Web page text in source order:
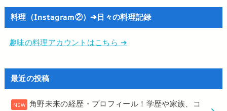
料理（Instagram②）➔日々の料理記録
趣味の料理アカウントはこちら ➔
最近の投稿
角野未来の経歴・プロフィール！学歴や家族、コ